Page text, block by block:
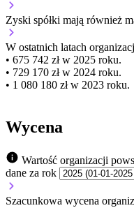
Zyski spółki mają również
W ostatnich latach
• 675 742 zł w 2025 roku.
• 729 170 zł w 2024 roku.
• 1 080 180 zł w 2023 roku.
Wycena
Wartość organizacji
dane za rok
Szacunkowa wycena